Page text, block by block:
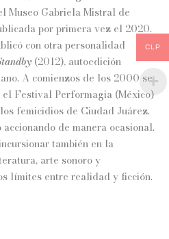
Museo Gabriela Mistral de
por primera vez el 2020.
con otra personalidad
(2012), autoedición
A comienzos de los 2000 se
Festival Performagia (México)
femicidios de Ciudad Juárez.
de manera ocasional.
también en la
arte sonoro y
límites entre realidad y ficción.
CLP